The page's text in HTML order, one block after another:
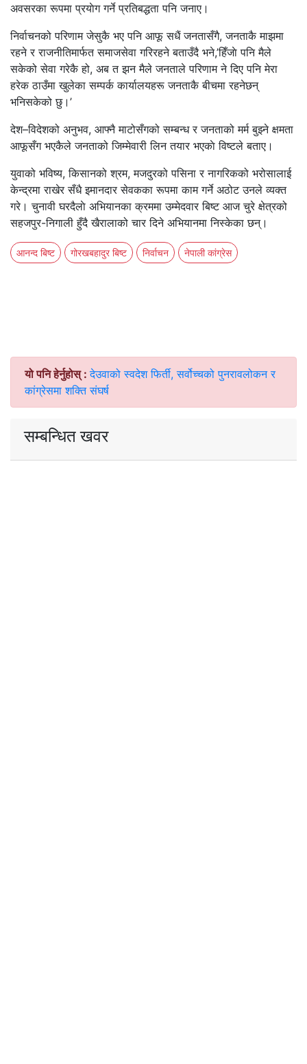
अवसरका रूपमा प्रयाेग गर्ने प्रतिबद्धता पनि जनाए।
निर्वाचनको परिणाम जेसुकै भए पनि आफू सधैं जनतासँगै, जनताकै माझमा
रहने र राजनीतिमार्फत समाजसेवा गरिरहने बताउँदै भने,’हिँजाे पनि मैले
सकेको सेवा गरेकै हो, अब त झन मैले जनताले परिणाम ने दिए पनि मेरा
हरेक ठाउँमा खुलेका सम्पर्क कार्यालयहरू जनताकै बीचमा रहनेछन्
भनिसकेको छु।’
देश–विदेशको अनुभव, आफ्नै माटोसँगको सम्बन्ध र जनताको मर्म बुझ्ने क्षमता
आफूसँग भएकैले जनताको जिम्मेवारी लिन तयार भएकाे विष्टले बताए।
युवाको भविष्य, किसानको श्रम, मजदुरको पसिना र नागरिकको भरोसालाई
केन्द्रमा राखेर सँधै इमानदार सेवकका रूपमा काम गर्ने अठोट उनले व्यक्त
गरे। चुनावी घरदैलाे अभियानका क्रममा उम्मेदवार बिष्ट आज चुरे क्षेत्रको
सहजपुर-निगाली हुँदै खैरालाको चार दिने अभियानमा निस्केका छन्।
आनन्द बिष्ट गोरखबहादुर बिष्ट निर्वाचन नेपाली कांग्रेस
यो पनि हेर्नुहोस् :देउवाको स्वदेश फिर्ती, सर्वोच्चको पुनरावलोकन र
कांग्रेसमा शक्ति संघर्ष
सम्बन्धित खवर